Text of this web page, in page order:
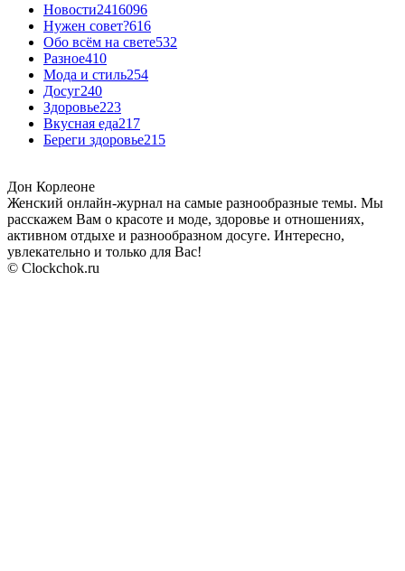
Новости2416096
Нужен совет?616
Обо всём на свете532
Разное410
Мода и стиль254
Досуг240
Здоровье223
Вкусная еда217
Береги здоровье215
Дон Корлеоне
Женский онлайн-журнал на самые разнообразные темы. Мы
расскажем Вам о красоте и моде, здоровье и отношениях,
активном отдыхе и разнообразном досуге. Интересно,
увлекательно и только для Вас!
© Clockchok.ru